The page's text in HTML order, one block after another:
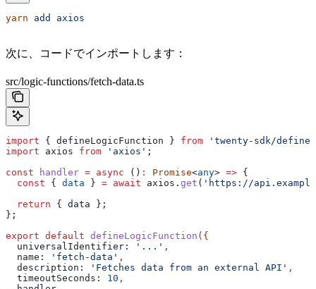
yarn add axios
次に、コードでインポートします：
src/logic-functions/fetch-data.ts
import { defineLogicFunction } from 'twenty-sdk/define'
import axios from 'axios' ;
const handler = async () : Promise<any> => {
  const
{ data } = await axios . get ( 'https://
  return
{ data };
};
export default defineLogicFunction ({
  universalIdentifier:
'...' ,
  name:
'fetch-data' ,
  description:
'Fetches data from an external API' ,
  timeoutSeconds:
10 ,